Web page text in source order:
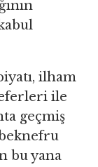
ilham
ile
geçmiş
bu yana